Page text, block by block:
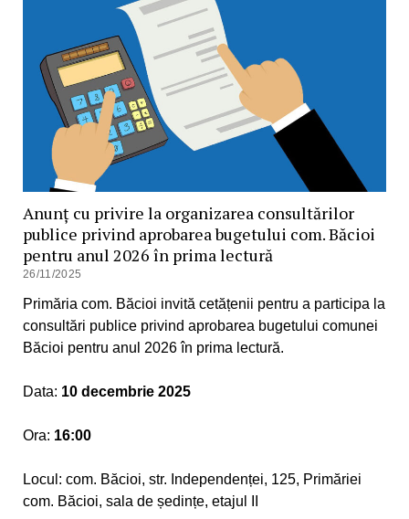
Anunț cu privire la organizarea consultărilor
publice privind aprobarea bugetului com. Băcioi
pentru anul 2026 în prima lectură
26/11/2025
Primăria com. Băcioi invită cetățenii pentru a participa la
consultări publice privind aprobarea bugetului comunei
Băcioi pentru anul 2026 în prima lectură.
Data: 10 decembrie 2025
Ora: 16:00
Locul: com. Băcioi, str. Independenței, 125, Primăriei
com. Băcioi, sala de ședințe, etajul II